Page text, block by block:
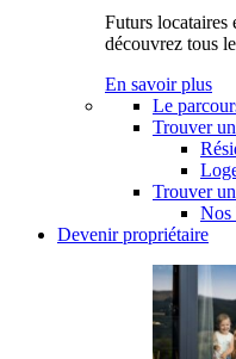
Futurs locataires
découvrez tous
En savoir plus
Le
Trouver
Trouver
Nos
Devenir propriétaire